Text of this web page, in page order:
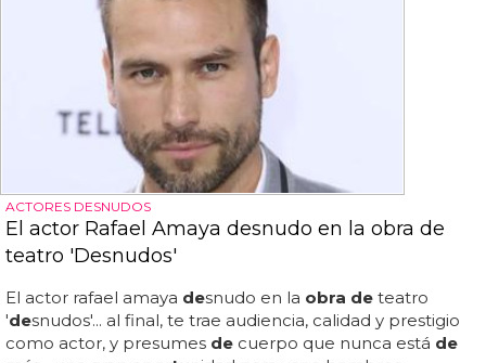
ACTORES DESNUDOS
El actor Rafael Amaya desnudo en la obra de
teatro 'Desnudos'
El actor rafael amaya desnudo en la obra de teatro
'desnudos'... al final, te trae audiencia, calidad y prestigio
como actor, y presumes de cuerpo que nunca está de